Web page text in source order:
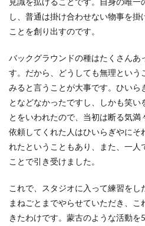
し、普通は掛け合わせない物事を掛
ことを創り出すのです。
バックグラウンドの種はたくさんあ
す。だから、どうしても無理という
みると言うことが大事です。ひいら
となどなかったですし、しかも笑い
とをいわれたので、当初は断る気満
依頼してくれた人はひいらぎやにそ
れたということもあり、また、一人
ことで引き受けました。
これで、スタジオに入って練習を
まねごとまでやらせていただき、
きたわけです。蒙古のような活動